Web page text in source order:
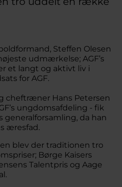
Steffen Olesen
udmærkelse; AGF’s
et langt og aktivt liv i
for AGF.
cheftræner Hans Petersen
ungdomsafdeling - fik
generalforsamling, da han
æresfad.
blev der traditionen tro
Børge Kaisers
Talentpris og Aage